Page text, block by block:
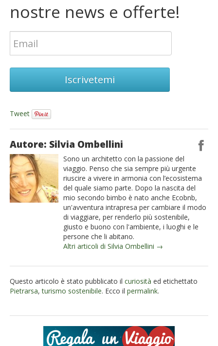
nostre news e offerte!
Iscrivetemi
Tweet
Autore: Silvia Ombellini
Sono un architetto con la passione del
viaggio. Penso che sia sempre più urgente
riuscire a vivere in armonia con l’ecosistema
del quale siamo parte. Dopo la nascita del
mio secondo bimbo è nato anche Ecobnb,
un'avventura intrapresa per cambiare il modo
di viaggiare, per renderlo più sostenibile,
giusto e buono con l'ambiente, i luoghi e le
persone che li abitano.
Altri articoli di Silvia Ombellini →
Questo articolo è stato pubblicato il curiosità ed etichettato
Pietrarsa,turismo sostenibile. Ecco il permalink.